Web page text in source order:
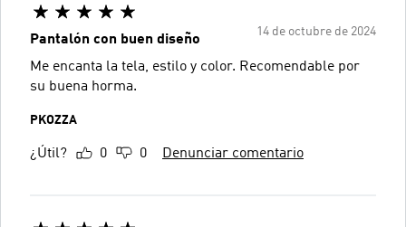
14 de octubre de 2024
Pantalón con buen diseño
Me encanta la tela, estilo y color. Recomendable por
su buena horma.
PKOZZA
¿Útil? 0 0 Denunciar comentario